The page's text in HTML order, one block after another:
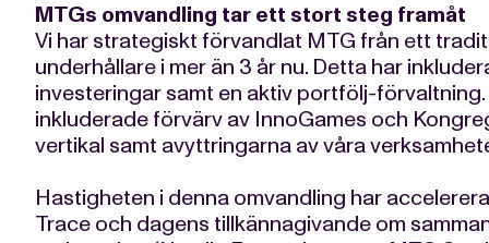
MTGs omvandling tar ett stort steg framåt
Vi har strategiskt förvandlat MTG från ett
underhållare i mer än 3 år nu. Detta har
investeringar samt en aktiv portfölj-
inkluderade förvärv av InnoGames och
vertikal samt avyttringarna av våra
Hastigheten i denna omvandling har
Trace och dagens tillkännagivande om